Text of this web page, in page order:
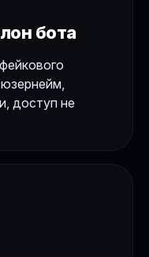
бота
доступ не